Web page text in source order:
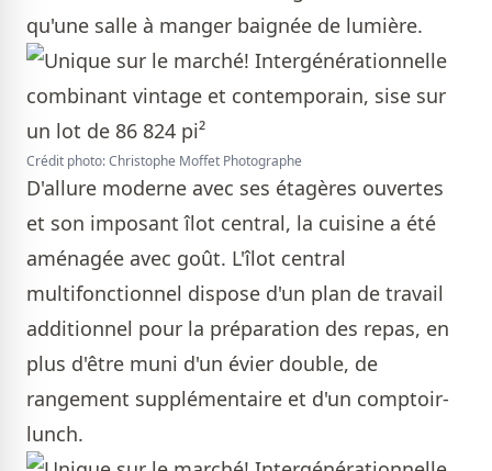
qu'une salle à manger baignée de lumière.
Crédit photo: Christophe Moffet Photographe
D'allure moderne avec ses étagères ouvertes
et son imposant îlot central, la cuisine a été
aménagée avec goût. L'îlot central
multifonctionnel dispose d'un plan de travail
additionnel pour la préparation des repas, en
plus d'être muni d'un évier double, de
rangement supplémentaire et d'un comptoir-
lunch.